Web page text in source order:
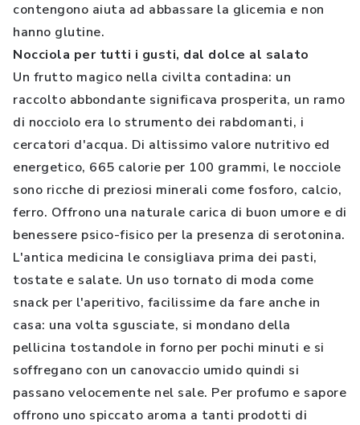
contengono aiuta ad abbassare la glicemia e non
hanno glutine.
Nocciola per tutti i gusti, dal dolce al salato
Un frutto magico nella civilta contadina: un
raccolto abbondante significava prosperita, un ramo
di nocciolo era lo strumento dei rabdomanti, i
cercatori d'acqua. Di altissimo valore nutritivo ed
energetico, 665 calorie per 100 grammi, le nocciole
sono ricche di preziosi minerali come fosforo, calcio,
ferro. Offrono una naturale carica di buon umore e di
benessere psico-fisico per la presenza di serotonina.
L'antica medicina le consigliava prima dei pasti,
tostate e salate. Un uso tornato di moda come
snack per l'aperitivo, facilissime da fare anche in
casa: una volta sgusciate, si mondano della
pellicina tostandole in forno per pochi minuti e si
soffregano con un canovaccio umido quindi si
passano velocemente nel sale. Per profumo e sapore
offrono uno spiccato aroma a tanti prodotti di